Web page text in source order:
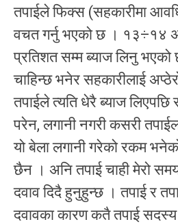
तपाईले फिक्स (सहकारीमा
वचत गर्नु भएको छ । १३÷१४
प्रतिशत सम्म ब्याज लिनु
चाहिन्छ भनेर सहकारीलाई
तपाईले त्यति धेरै ब्याज लिएपछि
परेन, लगानी नगरी कसरी
यो बेला लगानी गरेको रकम
छैन । अनि तपाई चाही मेरो
दवाव दिदै हुनुहुन्छ । तपाई र
दवावका कारण कतै तपाई